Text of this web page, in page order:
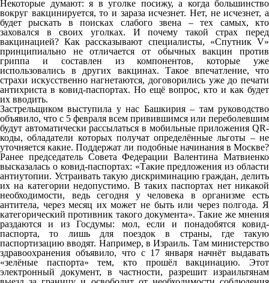
Некоторые думают: я в уголке посижу, а когда большинство
вокруг вакцинируется, то и зараза исчезнет. Нет, не исчезнет, а
будет рыскать в поисках слабого звена – тех самых, кто
заховался в своих уголках. И почему такой страх перед
вакцинацией? Как рассказывают специалисты, «Спутник V»
принципиально не отличается от обычных вакцин против
гриппа и составлен из компонентов, которые уже
использовались в других вакцинах. Такое впечатление, что
страхи искусственно нагнетаются, договорились уже до печати
антихриста в ковид-паспортах. Но ещё вопрос, кто и как будет
их вводить.
Застрельщиком выступила у нас Башкирия – там руководство
объявило, что с 5 февраля всем привившимся или переболевшим
будут автоматически рассылаться в мобильные приложения QR-
коды, обладатели которых получат определённые льготы – не
уточняется какие. Поддержат ли подобные начинания в Москве?
Ранее председатель Совета Федерации Валентина Матвиенко
высказалась о ковид-паспортах: «Такие предложения из области
антиутопии. Устраивать такую дискриминацию граждан, делить
их на категории недопустимо. В таких паспортах нет никакой
необходимости, ведь сегодня у человека в организме есть
антитела, через месяц их может не быть или через полгода. Я
категорический противник такого документа». Такие же мнения
раздаются и из Госдумы: мол, если и понадобятся ковид-
паспорта, то лишь для поездок в страны, где такую
паспортизацию вводят. Например, в Израиль. Там министерство
здравоохранения объявило, что с 17 января начнёт выдавать
«зелёные паспорта» тем, кто прошёл вакцинацию. Этот
электронный документ, в частности, разрешит израильтянам